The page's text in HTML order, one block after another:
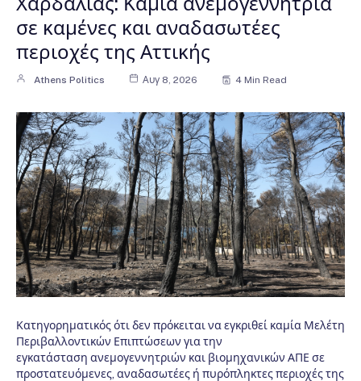
σε καμένες και αναδασωτέες
περιοχές της Αττικής
Athens Politics Αυγ 8, 2026 4 Min Read
Κατηγορηματικός ότι δεν πρόκειται να εγκριθεί καμία Μελέτη
Περιβαλλοντικών Επιπτώσεων για την
εγκατάσταση ανεμογεννητριών και βιομηχανικών ΑΠΕ σε
προστατευόμενες, αναδασωτέες ή πυρόπληκτες περιοχές της